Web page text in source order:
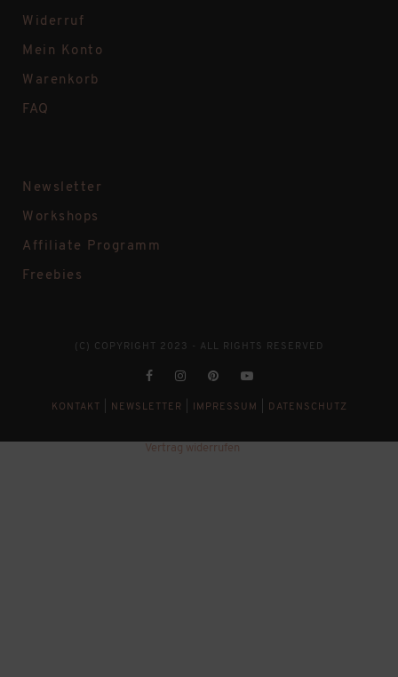
Widerruf
Mein Konto
Warenkorb
FAQ
Newsletter
Workshops
Affiliate Programm
Freebies
(C) COPYRIGHT 2023 - ALL RIGHTS RESERVED
KONTAKT NEWSLETTER IMPRESSUM DATENSCHUTZ
Vertrag widerrufen